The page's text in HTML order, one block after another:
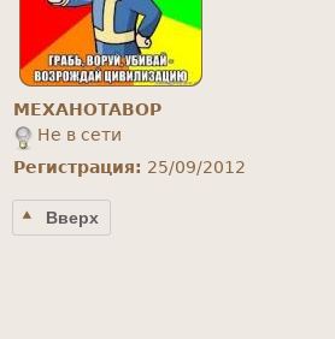
MEXAHOTABOP
Не в сети
Регистрация: 25/09/2012
Вверх